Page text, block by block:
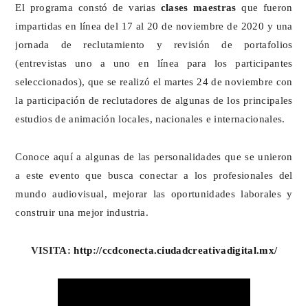
El programa constó de varias clases maestras que fueron
impartidas en línea del 17 al 20 de noviembre de 2020 y una
jornada de reclutamiento y revisión de portafolios
(entrevistas uno a uno en línea para los participantes
seleccionados), que se realizó el martes 24 de noviembre con
la participación de reclutadores de algunas de los principales
estudios de animación locales, nacionales e internacionales.
Conoce aquí a algunas de las personalidades que se unieron
a este evento que busca conectar a los profesionales del
mundo audiovisual, mejorar las oportunidades laborales y
construir una mejor industria.
VISITA: http://ccdconecta.ciudadcreativadigital.mx/